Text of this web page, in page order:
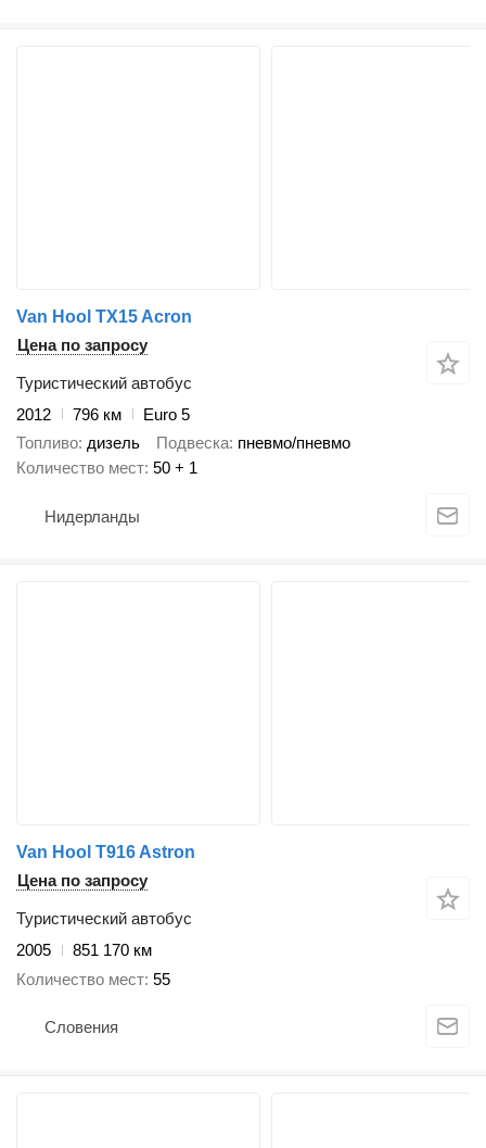
Van Hool TX15 Acron
Цена по запросу
Туристический автобус
2012
796 км
Euro 5
Топливо дизель Подвеска пневмо/пневмо
Количество мест 50 + 1
Нидерланды
Van Hool T916 Astron
Цена по запросу
Туристический автобус
2005
851 170 км
Количество мест 55
Словения